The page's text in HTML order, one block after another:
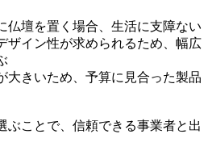
仏壇を置く場合、生活に支障ない
ザイン性が求められるため、幅広
大きいため、予算に見合った製品
ぶことで、信頼できる事業者と出